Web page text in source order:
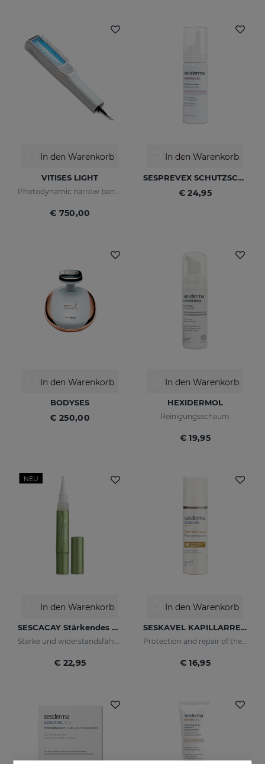
In den Warenkorb
VITISES LIGHT
€ 750,00
In den Warenkorb
SESPREVEX SCHUTZSCHAUM 50 Ml
€ 24,95
In den Warenkorb
BODYSES
€ 250,00
In den Warenkorb
HEXIDERMOL
Reinigungsschaum
€ 19,95
NEU
In den Warenkorb
SESCACAY Stärkendes Nagelserum
Starke und widerstandsfähige Nägel
€ 22,95
In den Warenkorb
SESKAVEL KAPILLARREPARATUR
Protection and repair of the stem and split ends which regain their natural look.
€ 16,95